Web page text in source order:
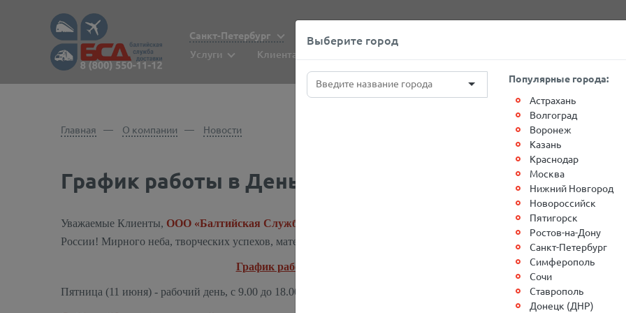
Санкт-Петербург +7(812)767-20-27
Услуги Клиентам
Главная О компании Новости
График работы в День России 2021-06-07
Уважаемые Клиенты, ООО «Балтийская Служба Доставки»
, в г. Санкт-Петербург, поздравляет с Днем
России! Мирного неба, творческих успехов, материального и душевного благополучия!
График работы на праздничные дни:
Пятница (11 июня) - рабочий день, с 9.00 до 18.00
Выберите город
Популярные города:
Астрахань
Волгоград
Воронеж
Казань
Краснодар
Москва
Нижний Новгород
Новороссийск
Пятигорск
Ростов-на-Дону
Санкт-Петербург
Симферополь
Сочи
Ставрополь
Донецк (ДНР)